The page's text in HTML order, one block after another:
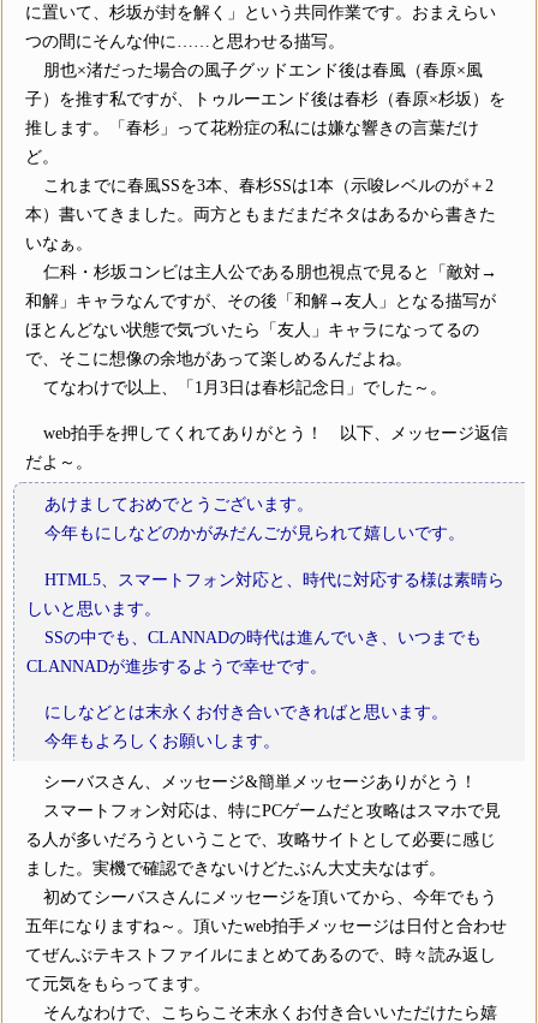
に置いて、杉坂が封を解く」という共同作業です。おまえらい
つの間にそんな仲に……と思わせる描写。
朋也×渚だった場合の風子グッドエンド後は春風（春原×風
子）を推す私ですが、トゥルーエンド後は春杉（春原×杉坂）を
推します。「春杉」って花粉症の私には嫌な響きの言葉だけ
ど。
これまでに春風SSを3本、春杉SSは1本（示唆レベルのが＋2
本）書いてきました。両方ともまだまだネタはあるから書きた
いなぁ。
仁科・杉坂コンビは主人公である朋也視点で見ると「敵対→
和解」キャラなんですが、その後「和解→友人」となる描写が
ほとんどない状態で気づいたら「友人」キャラになってるの
で、そこに想像の余地があって楽しめるんだよね。
てなわけで以上、「1月3日は春杉記念日」でした～。
web拍手を押してくれてありがとう！ 以下、メッセージ返信
だよ～。
あけましておめでとうございます。
今年もにしなどのかがみだんごが見られて嬉しいです。
HTML5、スマートフォン対応と、時代に対応する様は素晴ら
しいと思います。
SSの中でも、CLANNADの時代は進んでいき、いつまでも
CLANNADが進歩するようで幸せです。
にしなどとは末永くお付き合いできればと思います。
今年もよろしくお願いします。
シーバスさん、メッセージ&簡単メッセージありがとう！
スマートフォン対応は、特にPCゲームだと攻略はスマホで見
る人が多いだろうということで、攻略サイトとして必要に感じ
ました。実機で確認できないけどたぶん大丈夫なはず。
初めてシーバスさんにメッセージを頂いてから、今年でもう
五年になりますね～。頂いたweb拍手メッセージは日付と合わせ
てぜんぶテキストファイルにまとめてあるので、時々読み返し
て元気をもらってます。
そんなわけで、こちらこそ末永くお付き合いいただけたら嬉